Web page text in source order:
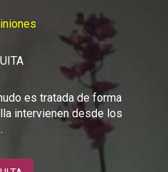
es tratada de forma
intervienen desde los